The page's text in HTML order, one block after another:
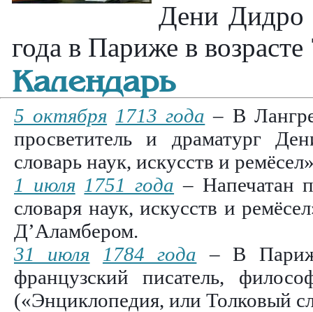
Дени
года в Париже в возрасте
Календарь
5 октября 1713 года – В
просветитель и драматург
словарь наук, искусств и
1 июля 1751 года – Напечатан
словаря наук, искусств и
Д’Аламбером.
31 июля
1784 года – В
французский писатель,
(«Энциклопедия, или Толковый